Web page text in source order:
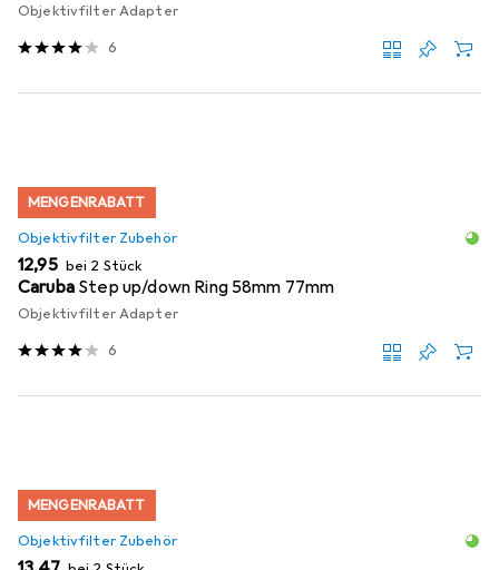
Objektivfilter Adapter
6
MENGENRABATT
Objektivfilter Zubehör
EUR
12,95 bei 2 Stück
Caruba Step up/down Ring 58mm 77mm
Objektivfilter Adapter
6
MENGENRABATT
Objektivfilter Zubehör